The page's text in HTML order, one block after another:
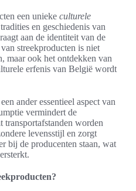
een unieke culturele
en geschiedenis van
aan de identiteit van de
streekproducten is niet
maar ook het ontdekken van
erfenis van België wordt
ander essentieel aspect van
vermindert de
transportafstanden worden
levensstijl en zorgt
bij de producenten staan, wat